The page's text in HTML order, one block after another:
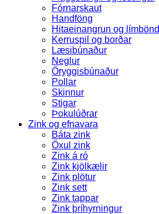
Fórnarskaut
Handföng
Hitaeinangrun og límbönd
Kerruspil og borðar
Læsibúnaður
Neglur
Öryggisbúnaður
Pollar
Skinnur
Stigar
Þokulúðrar
Zink og efnavara
Báta zink
Öxul zink
Zink á ró
Zink kjölkælir
Zink plötur
Zink sett
Zink tappar
Zink þríhyrningur